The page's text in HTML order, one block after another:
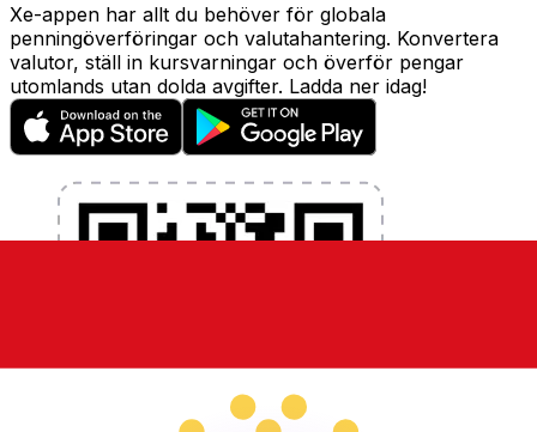
Xe-appen har allt du behöver för globala
penningöverföringar och valutahantering. Konvertera
valutor, ställ in kursvarningar och överför pengar
utomlands utan dolda avgifter. Ladda ner idag!